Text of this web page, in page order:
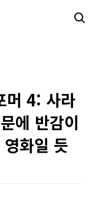
머 4: 사라
에 반감이
화일 듯